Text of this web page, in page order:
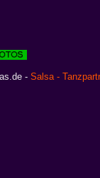
- Salsa -